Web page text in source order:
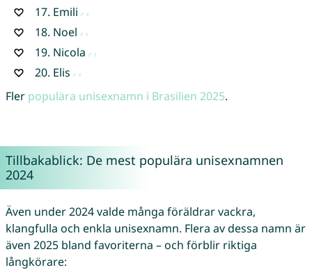
17. Emili
18. Noel
19. Nicola
20. Elis
Fler populära unisexnamn i Brasilien 2025.
Tillbakablick: De mest populära unisexnamnen
2024
Även under 2024 valde många föräldrar vackra,
klangfulla och enkla unisexnamn. Flera av dessa namn är
även 2025 bland favoriterna – och förblir riktiga
långkörare: